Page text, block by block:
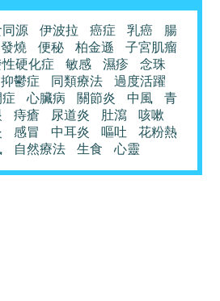
源 伊波拉 癌症 乳癌
腸
發燒
便秘 柏金遜
子宮肌瘤
硬化症
敏感 濕疹
念珠
抑鬱症
同類療法
過度活躍
心臟病 關節炎 中風
青
痔瘡 尿道炎 肚瀉
咳嗽
感冒 中耳炎 嘔吐
花粉熱
自然療法 生食 心靈